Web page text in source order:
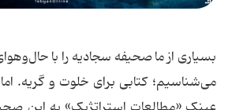
بسیاری از ما صحیفه سجادیه را با
می‌شناسیم؛ کتابی برای خلوت و گریه.